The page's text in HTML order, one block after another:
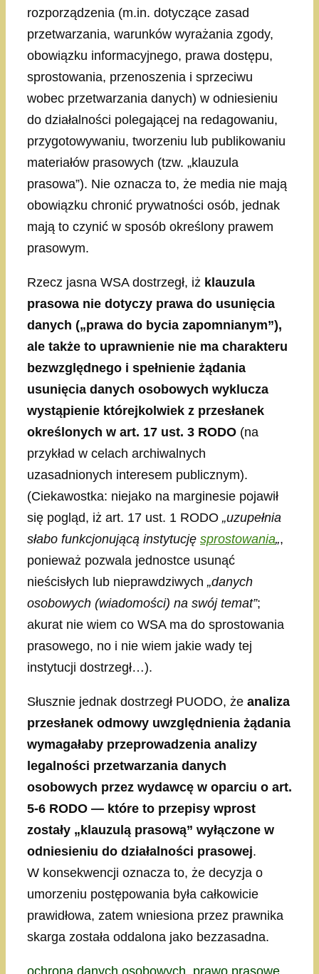
rozporządzenia (m.in. dotyczące zasad
przetwarzania, warunków wyrażania zgody,
obowiązku informacyjnego, prawa dostępu,
sprostowania, przenoszenia i sprzeciwu
wobec przetwarzania danych) w odniesieniu
do działalności polegającej na redagowaniu,
przygotowywaniu, tworzeniu lub publikowaniu
materiałów prasowych (tzw. „klauzula
prasowa”). Nie oznacza to, że media nie mają
obowiązku chronić prywatności osób, jednak
mają to czynić w sposób określony prawem
prasowym.
Rzecz jasna WSA dostrzegł, iż klauzula
prasowa nie dotyczy prawa do usunięcia
danych („prawa do bycia zapomnianym”),
ale także to uprawnienie nie ma charakteru
bezwzględnego i spełnienie żądania
usunięcia danych osobowych wyklucza
wystąpienie którejkolwiek z przesłanek
określonych w art. 17 ust. 3 RODO (na
przykład w celach archiwalnych
uzasadnionych interesem publicznym).
(Ciekawostka: niejako na marginesie pojawił
się pogląd, iż art. 17 ust. 1 RODO „uzupełnia
słabo funkcjonującą instytucję sprostowania„,
ponieważ pozwala jednostce usunąć
nieścisłych lub nieprawdziwych „danych
osobowych (wiadomości) na swój temat”;
akurat nie wiem co WSA ma do sprostowania
prasowego, no i nie wiem jakie wady tej
instytucji dostrzegł…).
Słusznie jednak dostrzegł PUODO, że analiza
przesłanek odmowy uwzględnienia żądania
wymagałaby przeprowadzenia analizy
legalności przetwarzania danych
osobowych przez wydawcę w oparciu o art.
5-6 RODO — które to przepisy wprost
zostały „klauzulą prasową” wyłączone w
odniesieniu do działalności prasowej.
W konsekwencji oznacza to, że decyzja o
umorzeniu postępowania była całkowicie
prawidłowa, zatem wniesiona przez prawnika
skarga została oddalona jako bezzasadna.
Kategorie Tagi